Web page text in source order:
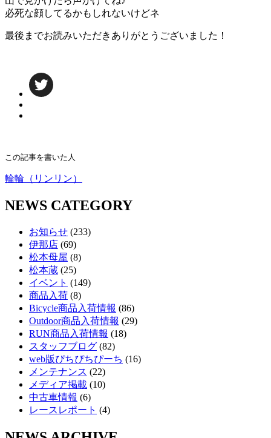
必死な顔してるかもしれないけどネ
最後までお読みいただきありがとうございました！
この記事を書いた人
輪輪（リンリン）
NEWS CATEGORY
お知らせ (233)
伊那店 (69)
松本母屋 (8)
松本蔵 (25)
イベント (149)
商品入荷 (8)
Bicycle商品入荷情報 (86)
Outdoor商品入荷情報 (29)
RUN商品入荷情報 (18)
スタッフブログ (82)
web版ぴちぴちぴーち (16)
メンテナンス (22)
メディア掲載 (10)
中古車情報 (6)
レースレポート (4)